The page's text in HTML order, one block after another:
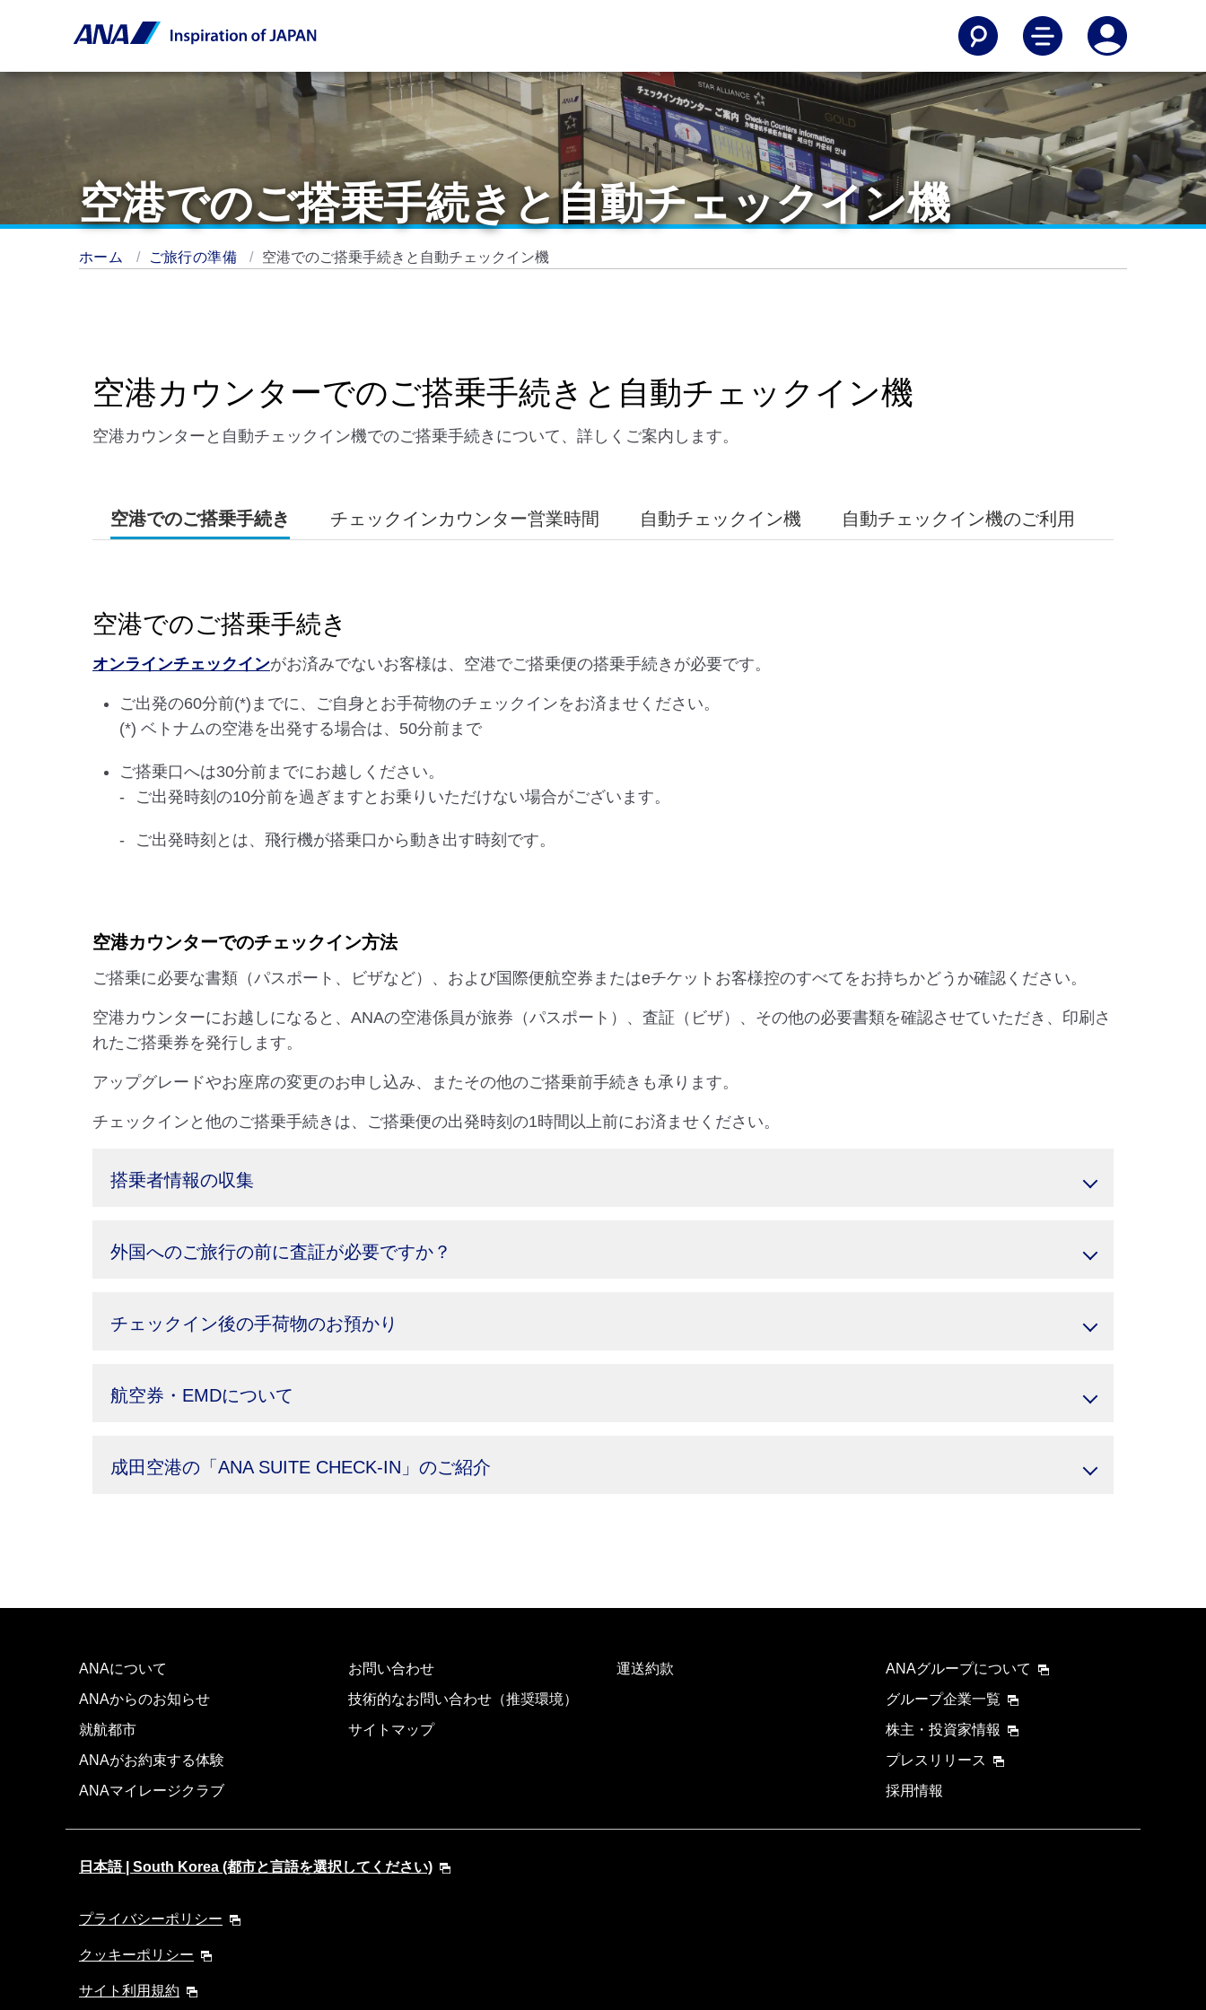
空港でのご搭乗手続きと自動チェックイン機
ホーム ご旅行の準備 空港でのご搭乗手続きと自動チェックイン機
空港カウンターでのご搭乗手続きと自動チェックイン機
空港カウンターと自動チェックイン機でのご搭乗手続きについて、詳しくご案内します。
空港でのご搭乗手続き チェックインカウンター営業時間 自動チェックイン機 自動チェックイン機のご利用
空港でのご搭乗手続き
オンラインチェックインがお済みでないお客様は、空港でご搭乗便の搭乗手続きが必要です。
ご出発の60分前(*)までに、ご自身とお手荷物のチェックインをお済ませください。
(*) ベトナムの空港を出発する場合は、50分前まで
ご搭乗口へは30分前までにお越しください。
ご出発時刻の10分前を過ぎますとお乗りいただけない場合がございます。
ご出発時刻とは、飛行機が搭乗口から動き出す時刻です。
空港カウンターでのチェックイン方法
ご搭乗に必要な書類（パスポート、ビザなど）、および国際便航空券またはeチケットお客様控のすべてをお持ちかどうか確認ください。
空港カウンターにお越しになると、ANAの空港係員が旅券（パスポート）、査証（ビザ）、その他の必要書類を確認させていただき、印刷さ
れたご搭乗券を発行します。
アップグレードやお座席の変更のお申し込み、またその他のご搭乗前手続きも承ります。
チェックインと他のご搭乗手続きは、ご搭乗便の出発時刻の1時間以上前にお済ませください。
搭乗者情報の収集
外国へのご旅行の前に査証が必要ですか？
チェックイン後の手荷物のお預かり
航空券・EMDについて
成田空港の「ANA SUITE CHECK-IN」のご紹介
ANAについて
ANAからのお知らせ
就航都市
ANAがお約束する体験
ANAマイレージクラブ
お問い合わせ
技術的なお問い合わせ（推奨環境）
サイトマップ
運送約款
ANAグループについて
グループ企業一覧
株主・投資家情報
プレスリリース
採用情報
日本語 | South Korea (都市と言語を選択してください)
プライバシーポリシー
クッキーポリシー
サイト利用規約